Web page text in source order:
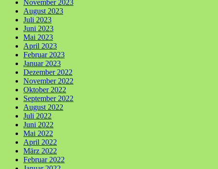
November 2023
August 2023
Juli 2023
Juni 2023
Mai 2023
April 2023
Februar 2023
Januar 2023
Dezember 2022
November 2022
Oktober 2022
September 2022
August 2022
Juli 2022
Juni 2022
Mai 2022
April 2022
März 2022
Februar 2022